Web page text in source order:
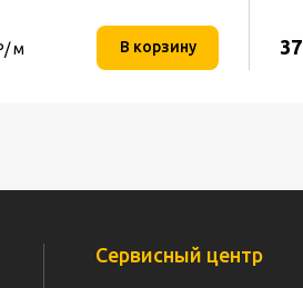
м В корзину 37
Сервисный центр